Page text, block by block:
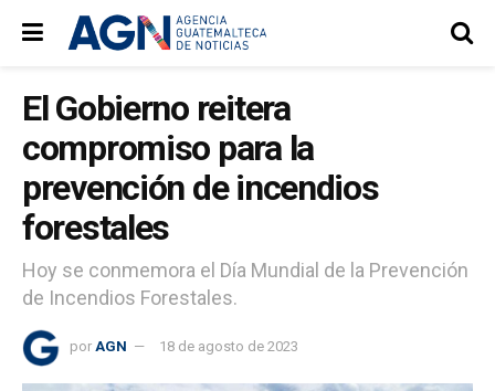
El Gobierno reitera
compromiso para la
prevención de incendios
forestales
Hoy se conmemora el Día Mundial de la Prevención
de Incendios Forestales.
por AGN 18 de agosto de 2023